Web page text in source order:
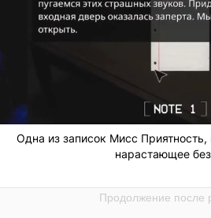
Одна из записок Мисс Приятность,
нарастающее